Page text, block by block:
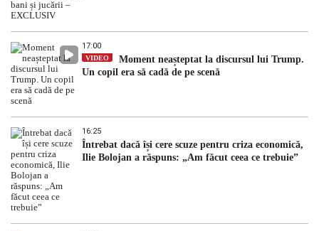
17:00
VIDEO
Moment neașteptat la discursul lui Trump.
Un copil era să cadă de pe scenă
16:25
Întrebat dacă își cere scuze pentru criza economică,
Ilie Bolojan a răspuns: „Am făcut ceea ce trebuie”